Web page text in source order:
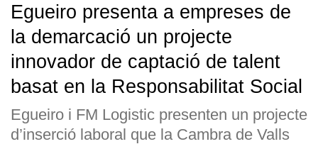
Egueiro presenta a empreses de
la demarcació un projecte
innovador de captació de talent
basat en la Responsabilitat Social
Egueiro i FM Logistic presenten un projecte
d’inserció laboral que la Cambra de Valls